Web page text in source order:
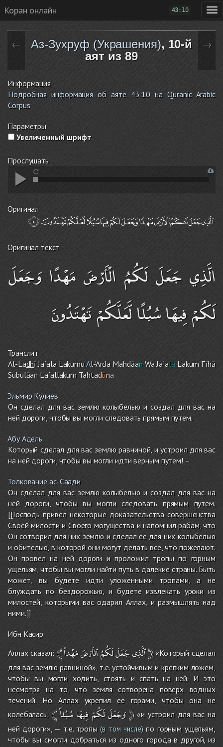
Коран онлайн 43:10
← Аз-Зухруф (Украшения), 10-й
аят из 89
→
Информация
Подробная информация об аяте 43:10 на Quranic Arabic
Corpus
Параметры
Увеличенный шрифт
Прослушать
Оригинал
Оригинал текст
الَّذِي جَعَلَ لَكُمُ الْأَرْضَ مَهْدًا وَجَعَلَ
لَكُمْ فِيهَا سُبُلًا لَّعَلَّكُمْ تَهْتَدُونَ
Транслит
Al-Ladhī Ja`alaLakumuAl-'Arđa MahdāanWa Ja`alaLakum Fīhā
Subulāan La`allakum Tahtadūna
Эльмир Кулиев
Он сделал для вас землю колыбелью и создал для вас на
ней дороги, чтобы вы могли следовать прямым путем.
Абу Адель
Который сделал для вас землю равниной, и устроил для вас
на ней дороги, чтобы вы могли идти верным путем! –
Толкование ас-Саади
Он сделал для вас землю колыбелью и создал для вас на
ней дороги, чтобы вы могли следовать прямым путем.
[[Господь привел некоторые доказательства совершенства
Своей милости и Своего могущества и напомнил рабам, что
Он сотворил для них землю и сделал ее для них колыбелью
и обителью, в которой они могут делать все, что пожелают.
Он провел на ней дороги и проложил тропы по горным
ущельям, чтобы вы могли найти путь в далекие страны. Быть
может, вы будете идти уложенными тропами, а не
блуждать по бездорожью, и будете извлекать уроки из
милостей, которыми вас одарил Аллах, и размышлять над
ними.]]
Ибн Касир
Аллах сказал: ﴾ ٱلَّذِىجَعَلَلَكُمُٱلأَرْضَمَهْداً ﴿«Который сделал
для вас землю равниной», т.е. устойчивым и крепким ложем,
чтобы вы могли ходить, стоять и спать на ней. И это
несмотря на то, что земля сотворена поверх водных
течений. Но Аллах укрепил ее горами, чтобы она не
колебалась;﴾ وَجَعَلَلَكُمْ فِيهَاسُبُلاً ﴿«и устроил для вас на
ней дороги», — т.е. тропы(в том числе)по горным ущельям,
чтобы вы смогли добраться из одного города в другой, из